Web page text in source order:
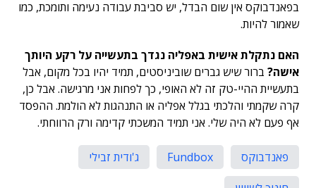
בפאנדבוקס אין שום הבדל, יש סביבת עבודה נעימה ותומכת, כמו
שאמור להיות.
האם נתקלת אישית באפליה נגדך בתעשייה על רקע היותך
אישה? ברור שיש גברים שוביניסטים, תמיד יהיו בכל מקום, אבל
בתעשיית ההיי-טק זה לא האופי, כך לפחות אני מרגישה. אבל כן,
קרה שקמתי והלכתי בגלל אפליה או התנהגות לא הולמת. ההפסד
אף פעם לא היה שלי. אני תמיד המשכתי קדימה ורק הרווחתי.
פאנדבוקס Fundbox
ג'ודית זבילי